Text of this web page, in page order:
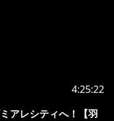
4:25:22
アレシティへ！【羽